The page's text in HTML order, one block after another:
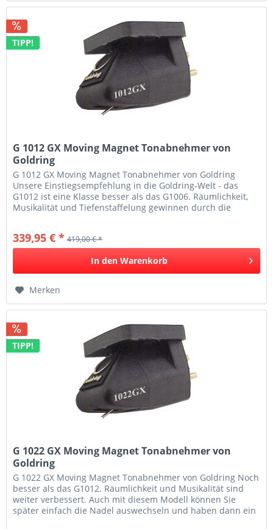
TIPP!
G 1012 GX Moving Magnet Tonabnehmer von
Goldring
G 1012 GX Moving Magnet Tonabnehmer von Goldring
Unsere Einstiegsempfehlung in die Goldring-Welt - das
G1012 ist eine Klasse besser als das G1006. Räumlichkeit,
Musikalität und Tiefenstaffelung gewinnen durch die
339,95 € * 419,00 € *
In den Warenkorb
Merken
TIPP!
G 1022 GX Moving Magnet Tonabnehmer von
Goldring
G 1022 GX Moving Magnet Tonabnehmer von Goldring Noch
besser als das G1012. Räumlichkeit und Musikalität sind
weiter verbessert. Auch mit diesem Modell können Sie
später einfach die Nadel auswechseln und haben dann ein